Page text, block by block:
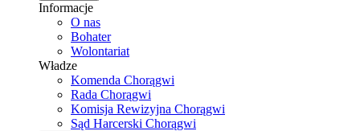
Informacje
O nas
Bohater
Wolontariat
Władze
Komenda Chorągwi
Rada Chorągwi
Komisja Rewizyjna Chorągwi
Sąd Harcerski Chorągwi